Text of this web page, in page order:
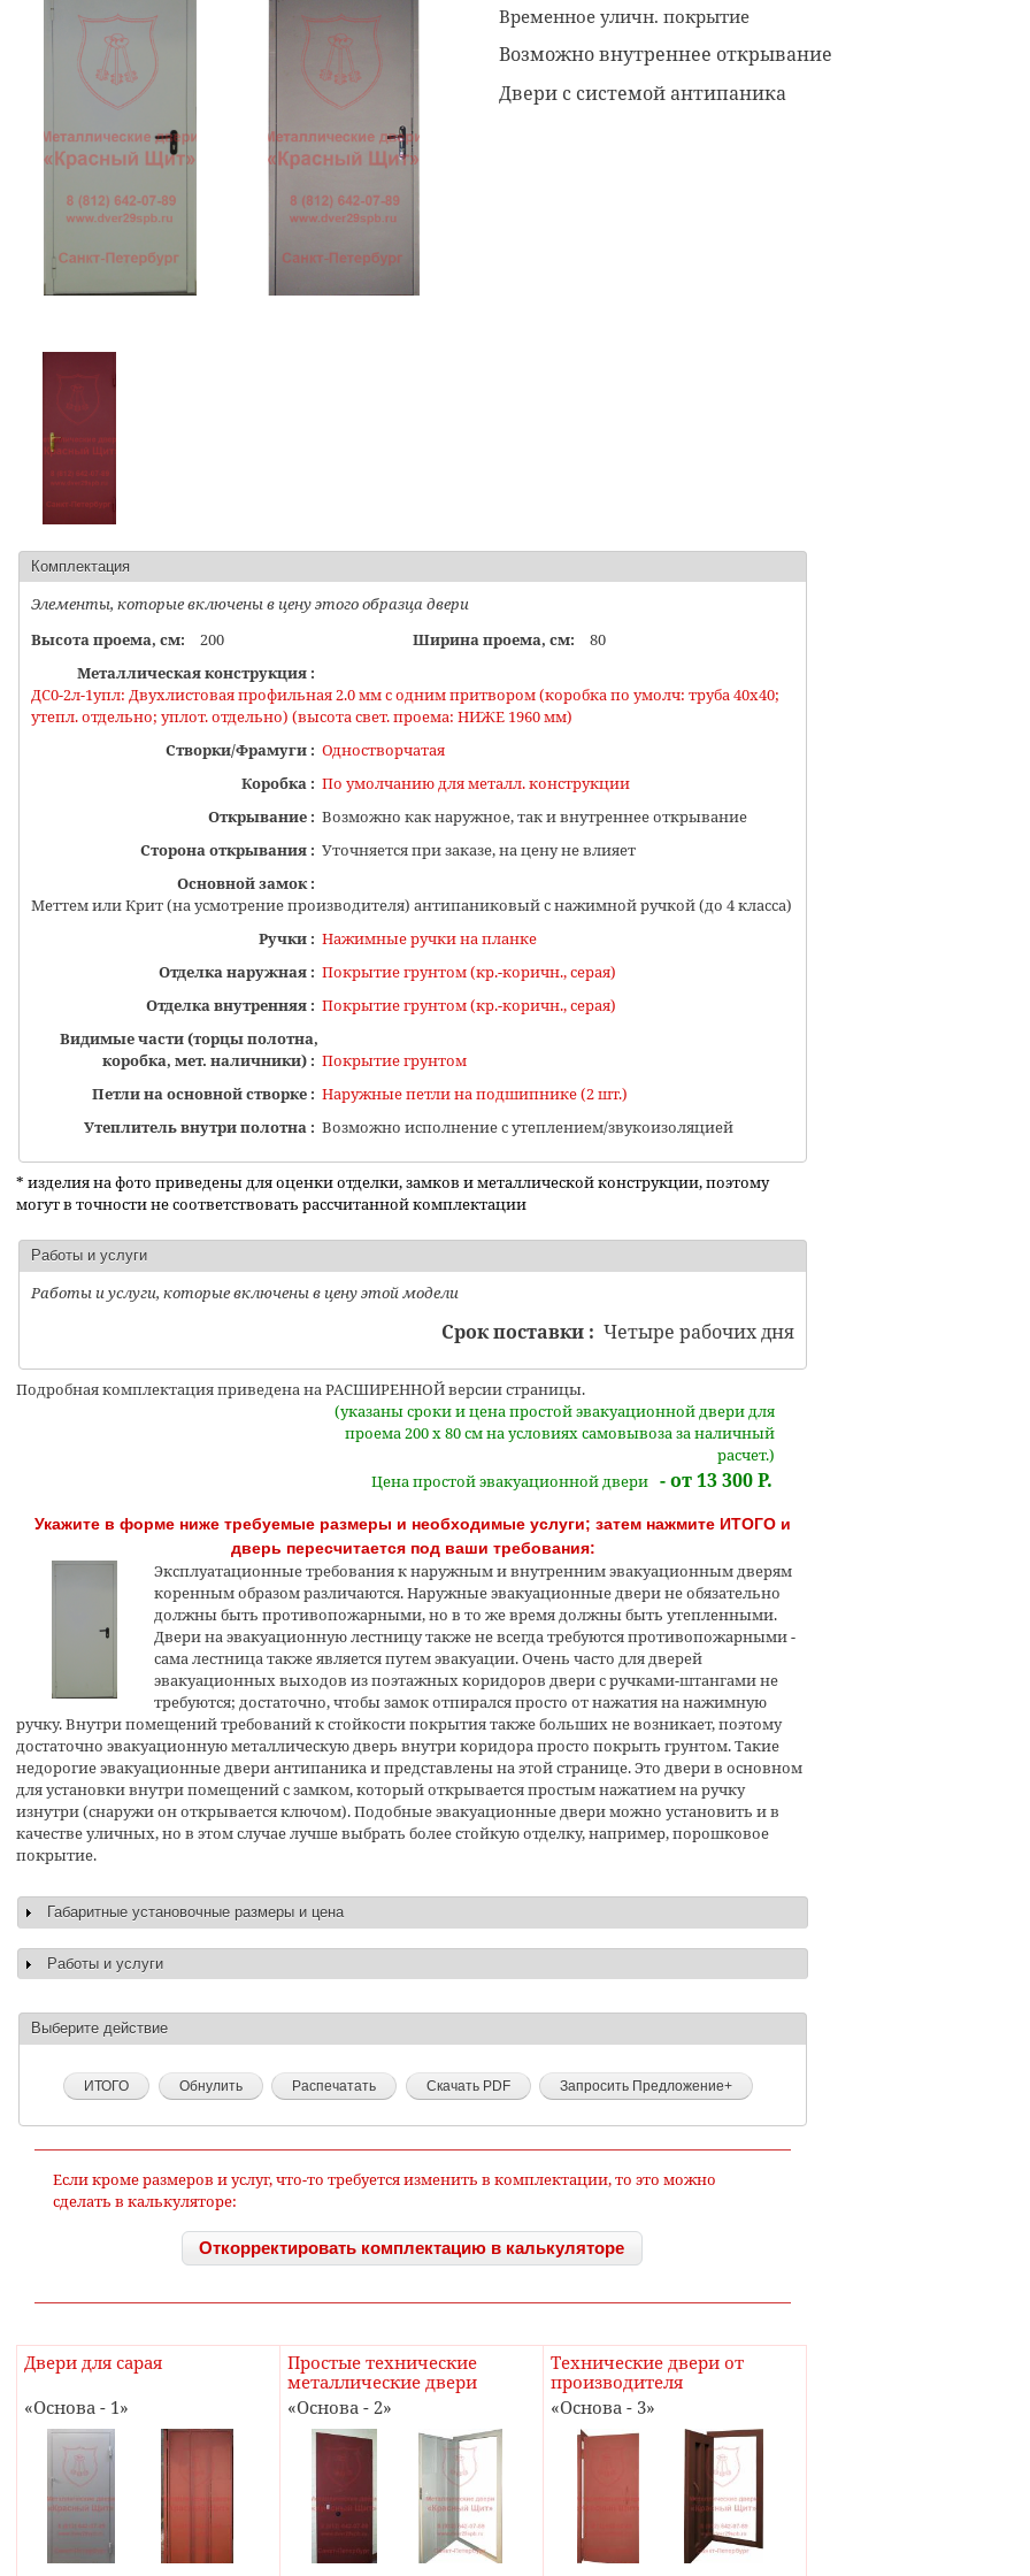
Временное уличн. покрытие
Возможно внутреннее открывание
Двери с системой антипаника
Комплектация
Элементы, которые включены в цену этого образца двери
Высота проема, см:
200 Ширина проема, см:
80
Металлическая конструкция :
ДС0-2л-1упл: Двухлистовая профильная 2.0 мм c одним притвором (коробка по умолч: труба 40х40;
утепл. отдельно; уплот. отдельно) (высота свет. проема: НИЖЕ 1960 мм)
Створки/Фрамуги : Одностворчатая
Коробка : По умолчанию для металл. конструкции
Открывание : Возможно как наружное, так и внутреннее открывание
Сторона открывания : Уточняется при заказе, на цену не влияет
Основной замок :
Меттем или Крит (на усмотрение производителя) антипаниковый с нажимной ручкой (до 4 класса)
Ручки : Нажимные ручки на планке
Отделка наружная : Покрытие грунтом (кр.-коричн., серая)
Отделка внутренняя : Покрытие грунтом (кр.-коричн., серая)
Видимые части (торцы полотна,
коробка, мет. наличники) : Покрытие грунтом
Петли на основной створке : Наружные петли на подшипнике (2 шт.)
Утеплитель внутри полотна : Возможно исполнение с утеплением/звукоизоляцией
* изделия на фото приведены для оценки отделки, замков и металлической конструкции, поэтому
могут в точности не соответствовать рассчитанной комплектации
Работы и услуги
Работы и услуги, которые включены в цену этой модели
Срок поставки : Четыре рабочих дня
Подробная комплектация приведена на РАСШИРЕННОЙ версии страницы.
(указаны сроки и цена простой эвакуационной двери для
проема 200 x 80 см на условиях самовывоза за наличный
расчет.)
Цена простой эвакуационной двери - от 13 300 Р.
Укажите в форме ниже требуемые размеры и необходимые услуги; затем нажмите ИТОГО и
дверь пересчитается под ваши требования:
Эксплуатационные требования к наружным и внутренним эвакуационным дверям
коренным образом различаются. Наружные эвакуационные двери не обязательно
должны быть противопожарными, но в то же время должны быть утепленными.
Двери на эвакуационную лестницу также не всегда требуются противопожарными -
сама лестница также является путем эвакуации. Очень часто для дверей
эвакуационных выходов из поэтажных коридоров двери с ручками-штангами не
требуются; достаточно, чтобы замок отпирался просто от нажатия на нажимную
ручку. Внутри помещений требований к стойкости покрытия также больших не возникает, поэтому
достаточно эвакуационную металлическую дверь внутри коридора просто покрыть грунтом. Такие
недорогие эвакуационные двери антипаника и представлены на этой странице. Это двери в основном
для установки внутри помещений с замком, который открывается простым нажатием на ручку
изнутри (снаружи он открывается ключом). Подобные эвакуационные двери можно установить и в
качестве уличных, но в этом случае лучше выбрать более стойкую отделку, например, порошковое
покрытие.
Показать
Габаритные установочные размеры и цена
Показать
Работы и услуги
Выберите действие
Если кроме размеров и услуг, что-то требуется изменить в комплектации, то это можно
сделать в калькуляторе:
Откорректировать комплектацию в калькуляторе
Двери для сарая
Основа - 1
Простые технические
металлические двери
Основа - 2
Технические двери от
производителя
Основа - 3